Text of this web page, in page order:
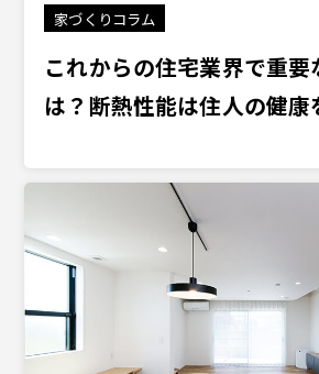
家づくりコラム
これからの住宅業界で重要
は？断熱性能は住人の健康